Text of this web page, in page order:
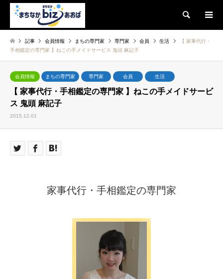
検索
記事 会員情報 まちの専門家 専門家 会員 生活
【 家事代行・
手相鑑定の専門家 】ねこの手メイドサービス 鬼頭 麻記子
会員情報 まちの専門家 専門家 会員 生活
【 家事代行・手相鑑定の専門家 】ねこの手メイドサービ
ス 鬼頭 麻記子
2015.12.01
家事代行・手相鑑定の専門家